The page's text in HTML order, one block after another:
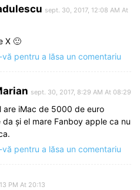
sept. 30, 2017, 12:08 AM At
X 🙂
pentru a lăsa un comentariu
sept. 30, 2017, 8:29 AM At 08:29
are iMac de 5000 de euro
da și el mare Fanboy apple ca nu
pentru a lăsa un comentariu
PM At 20:13